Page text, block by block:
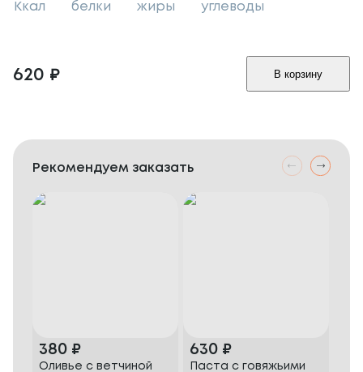
Ккал белки жиры углеводы
620 ₽ В корзину
Рекомендуем заказать
380 ₽
Оливье с ветчиной
630 ₽
Паста с говяжьими